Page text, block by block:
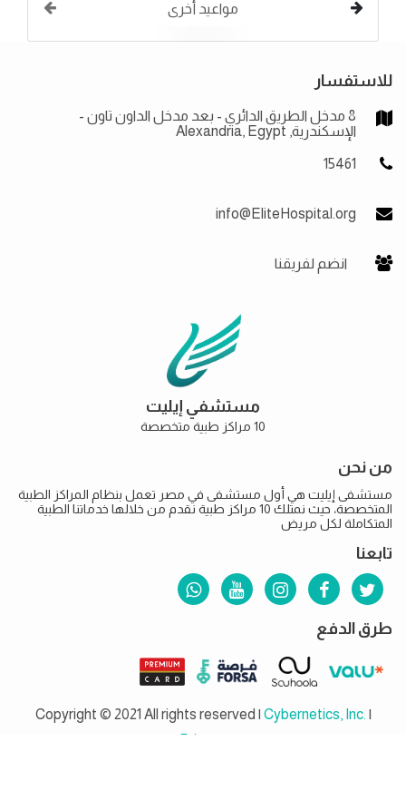
مواعيد أخرى
للاستفسار
8 مدخل الطريق الدائري - بعد مدخل الداون تاون -
الإسكندرية, Alexandria, Egypt
15461
info@EliteHospital.org
انضم لفريقنا
مستشفي إيليت
10 مراكز طبية متخصصة
من نحن
مستشفى إيليت هي أول مستشفى في مصر تعمل بنظام المراكز الطبية
المتخصصة، حيث نمتلك 10 مراكز طبية نقدم من خلالها خدماتنا الطبية
المتكاملة لكل مريض
تابعنا
طرق الدفع
Copyright © 2021 All rights reserved | Cybernetics, Inc. |
Privacy